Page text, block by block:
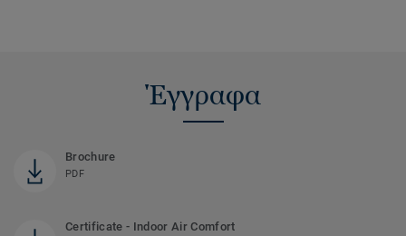
Έγγραφα
Brochure
PDF
Certificate - Indoor Air Comfort